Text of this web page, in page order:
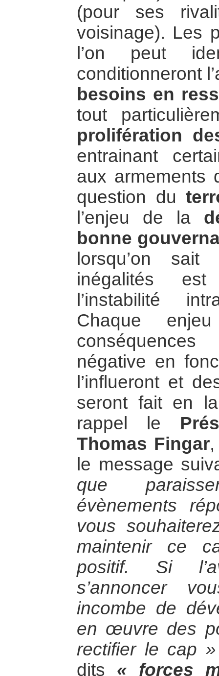
(pour ses
voisinage). Les
l’on peut
conditionneront
besoins en
tout
prolifération
entrainant
aux armements
question du
l’enjeu de la
bonne
lorsqu’on
inégalités
l’instabilité
Chaque
négative en
l’influeront et
seront fait en
rappel le
Thomas Fingar
le message
que
évènements
vous
maintenir ce
positif. Si
s’annoncer
incombe de
en œuvre des
rectifier le cap »
dits « forces